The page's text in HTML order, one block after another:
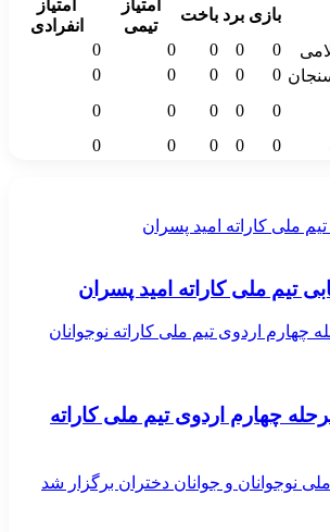
بازی برد باخت
امتیاز
تیمی
امتیاز
انفرادی
0
0
0
0
0
0
0
0
0
0
0
0
0
0
0
0
0
0
0
0
ملی کاراته امید پسران
تیم ملی کاراته امید پسران
اردوی تیم ملی کاراته نوجوانان
چهارم اردوی تیم ملی کاراته
نوجوانان و جوانان دختران برگزار شد